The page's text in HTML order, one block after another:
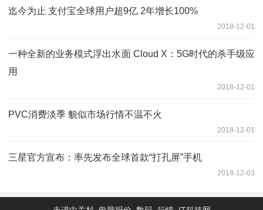
迄今为止 支付宝全球用户超9亿 2年增长100%
2018-12-01
一种全新的业务模式浮出水面 Cloud X：5G时代的杀手级应
用
2018-12-01
PVC消费淡季 貌似市场行情不温不火
2018-12-01
三星官方宣布：率先发布全球首款“打孔屏”手机
2018-12-03